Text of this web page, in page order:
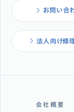
お問い合
法人向け修
会社概要